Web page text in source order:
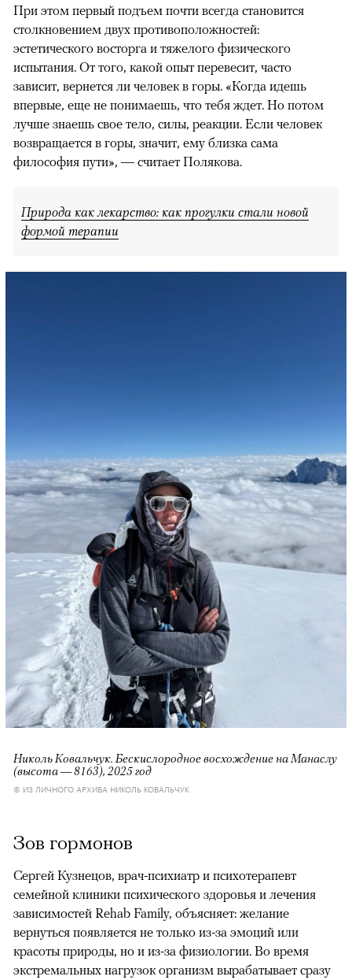
При этом первый подъем почти всегда становится
столкновением двух противоположностей:
эстетического восторга и тяжелого физического
испытания. От того, какой опыт перевесит, часто
зависит, вернется ли человек в горы. «Когда идешь
впервые, еще не понимаешь, что тебя ждет. Но потом
лучше знаешь свое тело, силы, реакции. Если человек
возвращается в горы, значит, ему близка сама
философия пути», — считает Полякова.
Природа как лекарство: как прогулки стали новой
формой терапии
Николь Ковальчук. Бескислородное восхождение на Манаслу
(высота — 8163), 2025 год
© ИЗ ЛИЧНОГО АРХИВА НИКОЛЬ КОВАЛЬЧУК
Зов гормонов
Сергей Кузнецов, врач-психиатр и психотерапевт
семейной клиники психического здоровья и лечения
зависимостей Rehab Family, объясняет: желание
вернуться появляется не только из-за эмоций или
красоты природы, но и из-за физиологии. Во время
экстремальных нагрузок организм вырабатывает сразу